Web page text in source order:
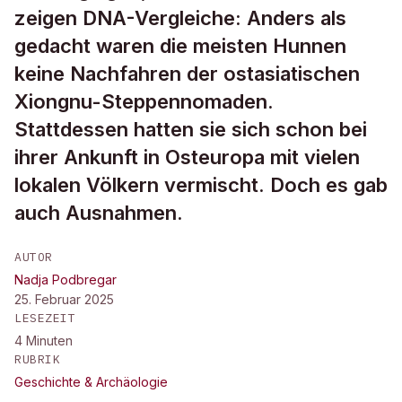
zeigen DNA-Vergleiche: Anders als
gedacht waren die meisten Hunnen
keine Nachfahren der ostasiatischen
Xiongnu-Steppennomaden.
Stattdessen hatten sie sich schon bei
ihrer Ankunft in Osteuropa mit vielen
lokalen Völkern vermischt. Doch es gab
auch Ausnahmen.
AUTOR
Nadja Podbregar
25. Februar 2025
LESEZEIT
4 Minuten
RUBRIK
Geschichte & Archäologie